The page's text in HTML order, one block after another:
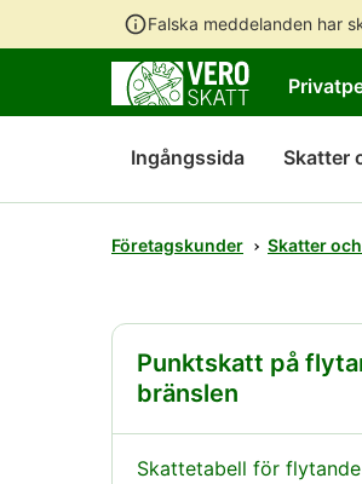
Falska meddelanden har
Ingångssida Skatter
Företagskunder Skatter
Punktskatt på
bränslen
Skattetabell för flytande